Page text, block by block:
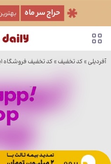
آفردیلی » کد تخفیف » کد تخفیف فروشگاه